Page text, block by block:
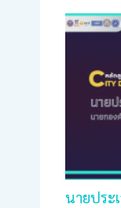
นายประ